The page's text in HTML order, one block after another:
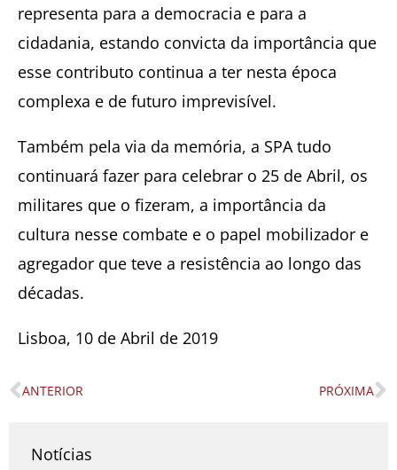
representa para a democracia e para a
cidadania, estando convicta da importância que
esse contributo continua a ter nesta época
complexa e de futuro imprevisível.
Também pela via da memória, a SPA tudo
continuará fazer para celebrar o 25 de Abril, os
militares que o fizeram, a importância da
cultura nesse combate e o papel mobilizador e
agregador que teve a resistência ao longo das
décadas.
Lisboa, 10 de Abril de 2019
Prev
ANTERIOR PRÓXIMA
Notícias